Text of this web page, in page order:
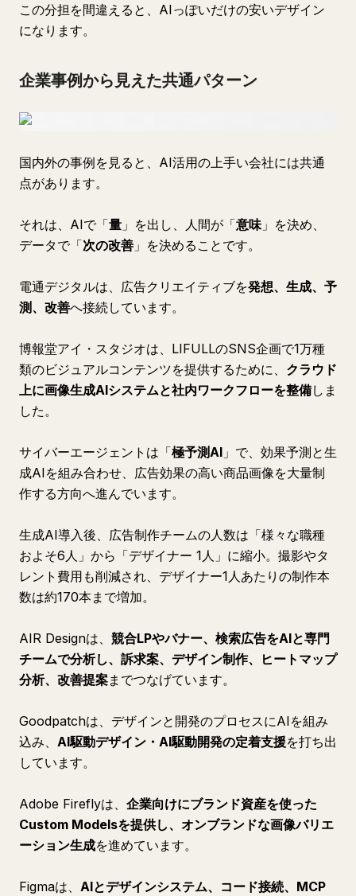
この分担を間違えると、AIっぽいだけの安いデザイン
になります。
企業事例から見えた共通パターン
国内外の事例を見ると、AI活用の上手い会社には共通
点があります。
それは、AIで「量 」を出し、人間が「意味」を決め、
データで「次の改善 」を決めることです。
電通デジタルは、広告クリエイティブを発想、生成、予
測、改善へ接続しています。
博報堂アイ・スタジオは、LIFULLのSNS企画で1万種
類のビジュアルコンテンツを提供するために、 クラウド
上に画像生成AIシステムと社内ワークフローを整備しま
した。
サイバーエージェントは「極予測AI 」で、効果予測と生
成AIを組み合わせ、広告効果の高い商品画像を大量制
作する方向へ進んでいます。
生成AI導入後、広告制作チームの人数は「様々な職種
およそ6人」から「デザイナー 1人」に縮小。撮影やタ
レント費用も削減され、デザイナー1人あたりの制作本
数は約170本まで増加。
AIR Designは、 競合LPやバナー、検索広告をAIと専門
チームで分析し、訴求案、デザイン制作、ヒートマップ
分析、改善提案までつなげています。
Goodpatchは、デザインと開発のプロセスにAIを組み
込み、 AI駆動デザイン・AI駆動開発の定着支援を打ち出
しています。
Adobe Fireflyは、 企業向けにブランド資産を使った
Custom Modelsを提供し、オンブランドな画像バリエ
ーション生成を進めています。
Figmaは、 AIとデザインシステム、コード接続、MCP